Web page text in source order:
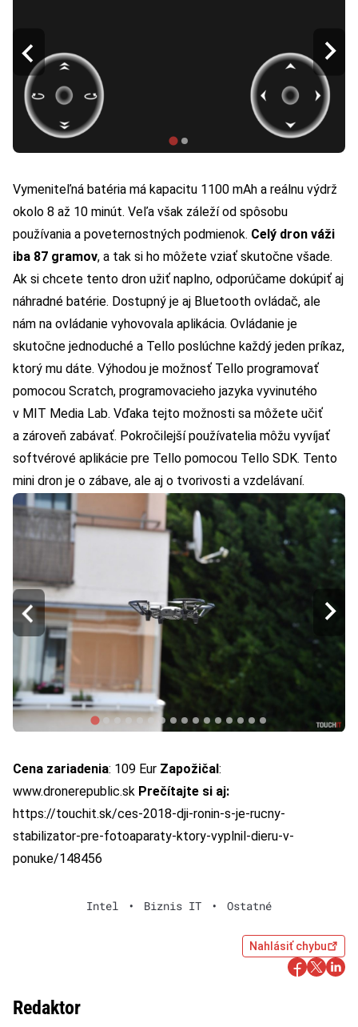
Vymeniteľná batéria má kapacitu 1100 mAh a reálnu výdrž
okolo 8 až 10 minút. Veľa však záleží od spôsobu
používania a poveternostných podmienok. Celý dron váži
iba 87 gramov, a tak si ho môžete vziať skutočne všade.
Ak si chcete tento dron užiť naplno, odporúčame dokúpiť aj
náhradné batérie. Dostupný je aj Bluetooth ovládač, ale
nám na ovládanie vyhovovala aplikácia. Ovládanie je
skutočne jednoduché a Tello poslúchne každý jeden príkaz,
ktorý mu dáte. Výhodou je možnosť Tello programovať
pomocou Scratch, programovacieho jazyka vyvinutého
v MIT Media Lab. Vďaka tejto možnosti sa môžete učiť
a zároveň zabávať. Pokročilejší používatelia môžu vyvíjať
softvérové aplikácie pre Tello pomocou Tello SDK. Tento
mini dron je o zábave, ale aj o tvorivosti a vzdelávaní.
Cena zariadenia: 109 Eur Zapožičal:
www.dronerepublic.sk Prečítajte si aj:
https://touchit.sk/ces-2018-dji-ronin-s-je-rucny-
stabilizator-pre-fotoaparaty-ktory-vyplnil-dieru-v-
ponuke/148456
Intel • Biznis IT • Ostatné
Nahlásiť chybu
Redaktor